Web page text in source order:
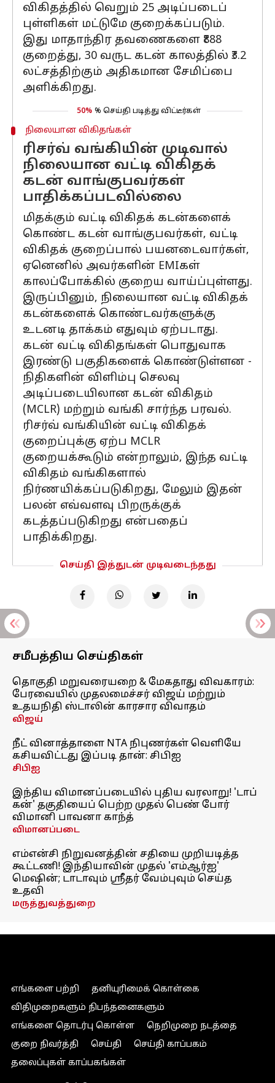
விகிதத்தில் வெறும் 25 அடிப்படைப்
புள்ளிகள் மட்டுமே குறைக்கப்படும்.
இது மாதாந்திர தவணைகளை ₹888
குறைத்து, 30 வருட கடன் காலத்தில் ₹3.2
லட்சத்திற்கும் அதிகமான சேமிப்பை
அளிக்கிறது.
50% % செய்தி படித்து விட்டீர்கள்
நிலையான விகிதங்கள்
ரிசர்வ் வங்கியின் முடிவால்
நிலையான வட்டி விகிதக்
கடன் வாங்குபவர்கள்
பாதிக்கப்படவில்லை
மிதக்கும் வட்டி விகிதக் கடன்களைக்
கொண்ட கடன் வாங்குபவர்கள், வட்டி
விகிதக் குறைப்பால் பயனடைவார்கள்,
ஏனெனில் அவர்களின் EMIகள்
காலப்போக்கில் குறைய வாய்ப்புள்ளது.
இருப்பினும், நிலையான வட்டி விகிதக்
கடன்களைக் கொண்டவர்களுக்கு
உடனடி தாக்கம் எதுவும் ஏற்படாது.
கடன் வட்டி விகிதங்கள் பொதுவாக
இரண்டு பகுதிகளைக் கொண்டுள்ளன -
நிதிகளின் விளிம்பு செலவு
அடிப்படையிலான கடன் விகிதம்
(MCLR) மற்றும் வங்கி சார்ந்த பரவல்.
ரிசர்வ் வங்கியின் வட்டி விகிதக்
குறைப்புக்கு ஏற்ப MCLR
குறையக்கூடும் என்றாலும், இந்த வட்டி
விகிதம் வங்கிகளால்
நிர்ணயிக்கப்படுகிறது, மேலும் இதன்
பலன் எவ்வளவு பிறருக்குக்
கடத்தப்படுகிறது என்பதைப்
பாதிக்கிறது.
செய்தி இத்துடன் முடிவடைந்தது
சமீபத்திய செய்திகள்
தொகுதி மறுவரையறை & மேகதாது விவகாரம்:
பேரவையில் முதலமைச்சர் விஜய் மற்றும்
உதயநிதி ஸ்டாலின் காரசார விவாதம்
விஜய்
நீட் வினாத்தாளை NTA நிபுணர்கள் வெளியே
கசியவிட்டது இப்படி தான்: சிபிஐ
சிபிஐ
இந்திய விமானப்படையில் புதிய வரலாறு! 'டாப்
கன்' தகுதியைப் பெற்ற முதல் பெண் போர்
விமானி பாவனா காந்த்
விமானப்படை
எம்என்சி நிறுவனத்தின் சதியை முறியடித்த
கூட்டணி! இந்தியாவின் முதல் 'எம்ஆர்ஐ'
மெஷின்; டாடாவும் ஸ்ரீதர் வேம்புவும் செய்த
உதவி
மருத்துவத்துறை
எங்களை பற்றி
தனியுரிமைக் கொள்கை
விதிமுறைகளும் நிபந்தனைகளும்
எங்களை தொடர்பு கொள்ள
நெறிமுறை நடத்தை
குறை நிவர்த்தி
செய்தி
செய்தி காப்பகம்
தலைப்புகள் காப்பகங்கள்